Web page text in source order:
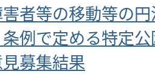
害者等の移動等の
例で定める特定
見募集結果